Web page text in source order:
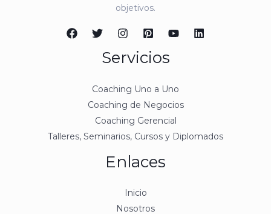
objetivos.
Servicios
Coaching Uno a Uno
Coaching de Negocios
Coaching Gerencial
Talleres, Seminarios, Cursos y Diplomados
Enlaces
Inicio
Nosotros